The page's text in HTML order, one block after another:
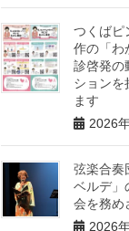
つくばピ
作の「わ
診啓発
ションを
ます
2026
弦楽合奏
ベルデ」
会を務め
2026